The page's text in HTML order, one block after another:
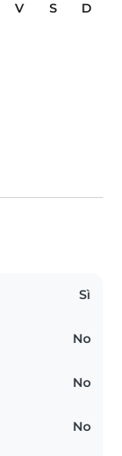
V S
D
Sì
No
No
No